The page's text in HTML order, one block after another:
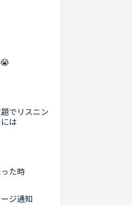
でリスニン
は
た時
ジ通知